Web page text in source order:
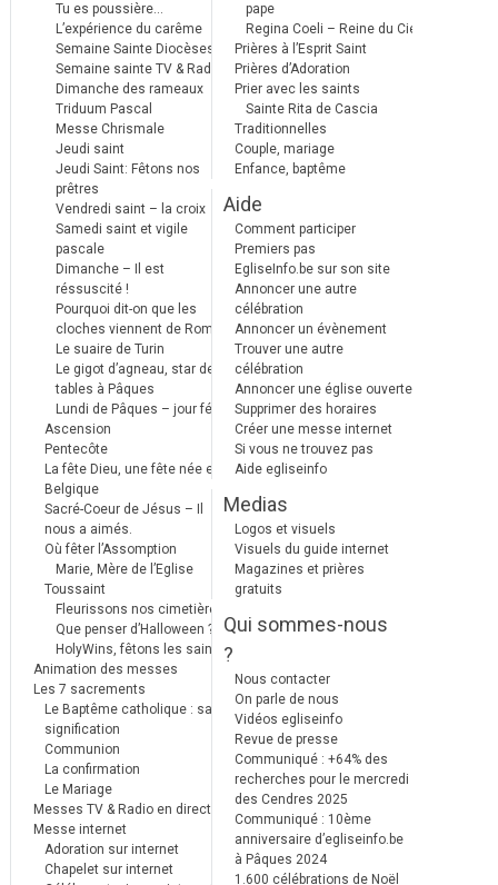
Tu es poussière…
L’expérience du carême
Semaine Sainte Diocèses
Semaine sainte TV & Radio
Dimanche des rameaux
Triduum Pascal
Messe Chrismale
Jeudi saint
Jeudi Saint: Fêtons nos
prêtres
Vendredi saint – la croix
Samedi saint et vigile
pascale
Dimanche – Il est
réssuscité !
Pourquoi dit-on que les
cloches viennent de Rome ?
Le suaire de Turin
Le gigot d’agneau, star des
tables à Pâques
Lundi de Pâques – jour férié
Ascension
Pentecôte
La fête Dieu, une fête née en
Belgique
Sacré-Coeur de Jésus – Il
nous a aimés.
Où fêter l’Assomption
Marie, Mère de l’Eglise
Toussaint
Fleurissons nos cimetières
Que penser d’Halloween ?
HolyWins, fêtons les saints !
Animation des messes
Les 7 sacrements
Le Baptême catholique : sa
signification
Communion
La confirmation
Le Mariage
Messes TV & Radio en direct
Messe internet
Adoration sur internet
Chapelet sur internet
pape
Regina Coeli – Reine du Ciel
Prières à l’Esprit Saint
Prières d’Adoration
Prier avec les saints
Sainte Rita de Cascia
Traditionnelles
Couple, mariage
Enfance, baptême
Aide
Comment participer
Premiers pas
EgliseInfo.be sur son site
Annoncer une autre
célébration
Annoncer un évènement
Trouver une autre
célébration
Annoncer une église ouverte
Supprimer des horaires
Créer une messe internet
Si vous ne trouvez pas
Aide egliseinfo
Medias
Logos et visuels
Visuels du guide internet
Magazines et prières
gratuits
Qui sommes-nous
?
Nous contacter
On parle de nous
Vidéos egliseinfo
Revue de presse
Communiqué : +64% des
recherches pour le mercredi
des Cendres 2025
Communiqué : 10ème
anniversaire d’egliseinfo.be
à Pâques 2024
1.600 célébrations de Noël